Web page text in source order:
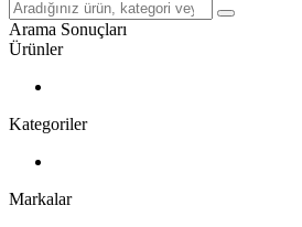
Arama Sonuçları
Ürünler
Kategoriler
Markalar